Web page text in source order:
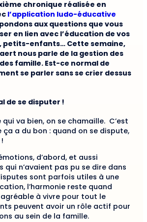
chronique réalisée en
l’application ludo-éducative
aux questions que vous
en lien avec l’éducation de vos
petits-enfants… Cette semaine,
nous parle de la gestion des
famille. Est-ce normal de
se parler sans se crier dessus
de se disputer !
qui va bien, on se chamaille. C’est
a du bon : quand on se dispute,
d’abord, et aussi
qui n’avaient pas pu se dire dans
sont parfois utiles à une
l’harmonie reste quand
à vivre pour tout le
peuvent avoir un rôle actif pour
au sein de la famille.